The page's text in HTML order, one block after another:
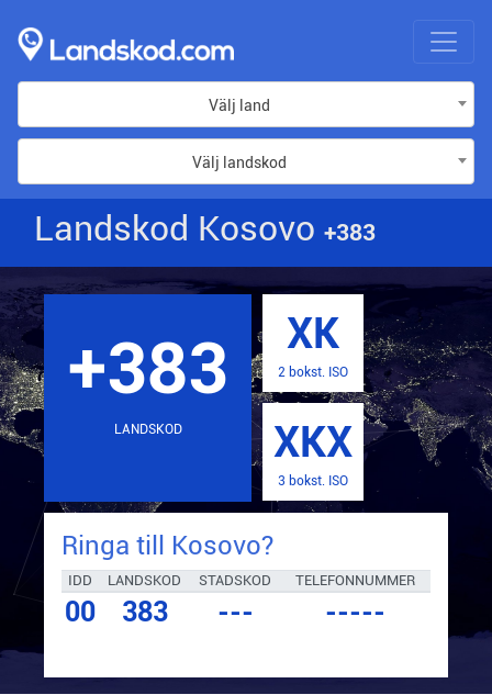
Välj land
Välj landskod
Landskod Kosovo +383
+383
LANDSKOD
XK
2 bokst. ISO
XKX
3 bokst. ISO
Ringa till Kosovo?
IDD LANDSKOD STADSKOD TELEFONNUMMER
00 383 --- -----